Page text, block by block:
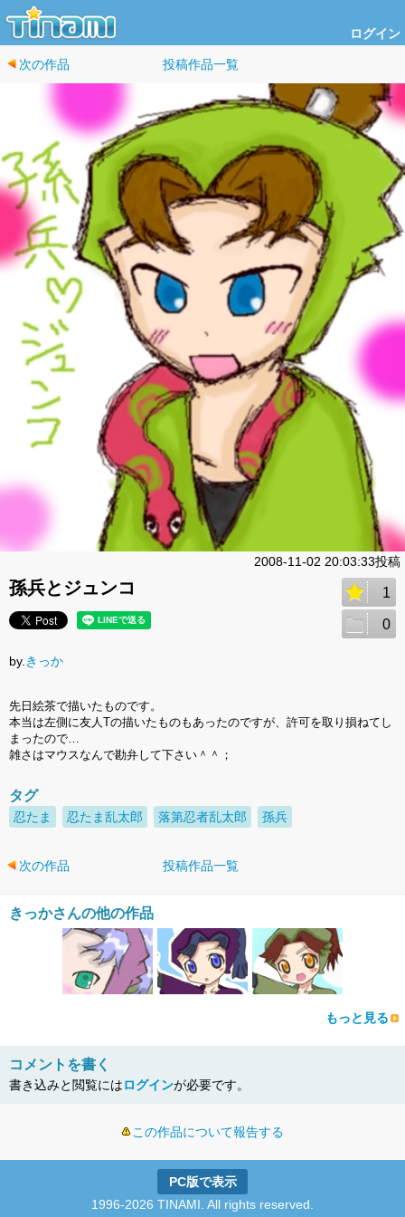
ログイン
次の作品 投稿作品一覧
2008-11-02 20:03:33投稿
孫兵とジュンコ 1
0
by. きっか
先日絵茶で描いたものです。
本当は左側に友人Tの描いたものもあったのですが、許可を取り損ねてし
まったので…
雑さはマウスなんで勘弁して下さい＾＾；
タグ
忍たま 忍たま乱太郎 落第忍者乱太郎 孫兵
次の作品 投稿作品一覧
きっかさんの他の作品
もっと見る
コメントを書く
書き込みと閲覧にはログインが必要です。
この作品について報告する
PC版で表示
1996-2026 TINAMI. All rights reserved.